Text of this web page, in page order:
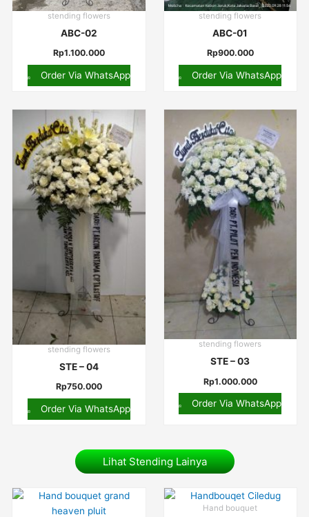
stending flowers
ABC-02
Rp1.100.000
Order Via WhatsApp
stending flowers
ABC-01
Rp900.000
Order Via WhatsApp
stending flowers
STE – 04
Rp750.000
Order Via WhatsApp
stending flowers
STE – 03
Rp1.000.000
Order Via WhatsApp
Lihat Stending Lainya
Hand bouquet